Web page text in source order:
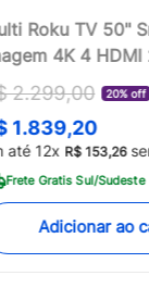
Roku TV 50"
4K 4 HDMI
com
-
2.299,00 20% off
1.839,20
até 12x R$ 153,26
Frete Gratis Sul/Sudeste
Adicionar ao